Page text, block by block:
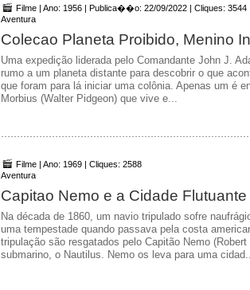
Filme | Ano: 1956 | Publica��o: 22/09/2022 | Cliques: 3544
Aventura
Colecao Planeta Proibido, Menino
Uma expedição liderada pelo Comandante John J.
rumo a um planeta distante para descobrir o que
que foram para lá iniciar uma colônia. Apenas um é
Morbius (Walter Pidgeon) que vive e...
Filme | Ano: 1969 | Cliques: 2588
Aventura
Capitao Nemo e a Cidade Flutuante
Na década de 1860, um navio tripulado sofre
uma tempestade quando passava pela costa
tripulação são resgatados pelo Capitão Nemo
submarino, o Nautilus. Nemo os leva para uma